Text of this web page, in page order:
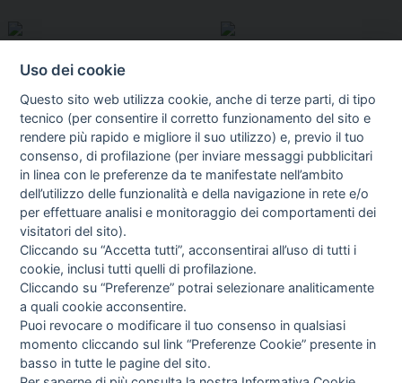
I libri Vedi tutti
Uso dei cookie
Questo sito web utilizza cookie, anche di terze parti, di tipo
tecnico (per consentire il corretto funzionamento del sito e
rendere più rapido e migliore il suo utilizzo) e, previo il tuo
consenso, di profilazione (per inviare messaggi pubblicitari
in linea con le preferenze da te manifestate nell’ambito
dell’utilizzo delle funzionalità e della navigazione in rete e/o
per effettuare analisi e monitoraggio dei comportamenti dei
visitatori del sito).
Cliccando su “Accetta tutti”, acconsentirai all’uso di tutti i
cookie, inclusi tutti quelli di profilazione.
Cliccando su “Preferenze” potrai selezionare analiticamente
a quali cookie acconsentire.
Puoi revocare o modificare il tuo consenso in qualsiasi
momento cliccando sul link “Preferenze Cookie” presente in
basso in tutte le pagine del sito.